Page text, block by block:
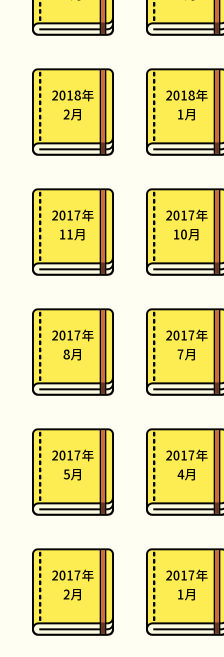
2018年
2月
2018年
1月
2017年
11月
2017年
10月
2017年
8月
2017年
7月
2017年
5月
2017年
4月
2017年
2月
2017年
1月